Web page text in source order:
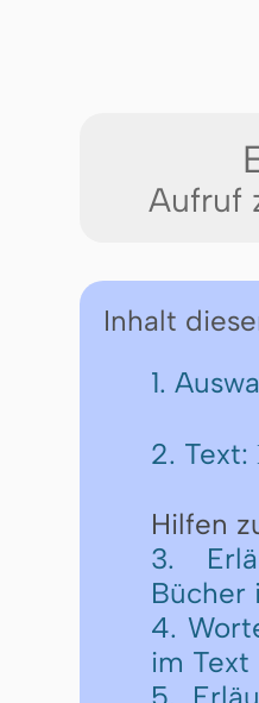
Aufruf
Inhalt
1.
2. Text:
Hilfen
3.
Bücher
4.
im Text
5.